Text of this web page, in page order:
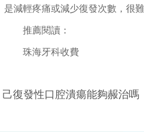
是減輕疼痛或減少復發次數，很
推薦閱讀：
珠海牙科收費
己復發性口腔潰瘍能夠赧治嗎